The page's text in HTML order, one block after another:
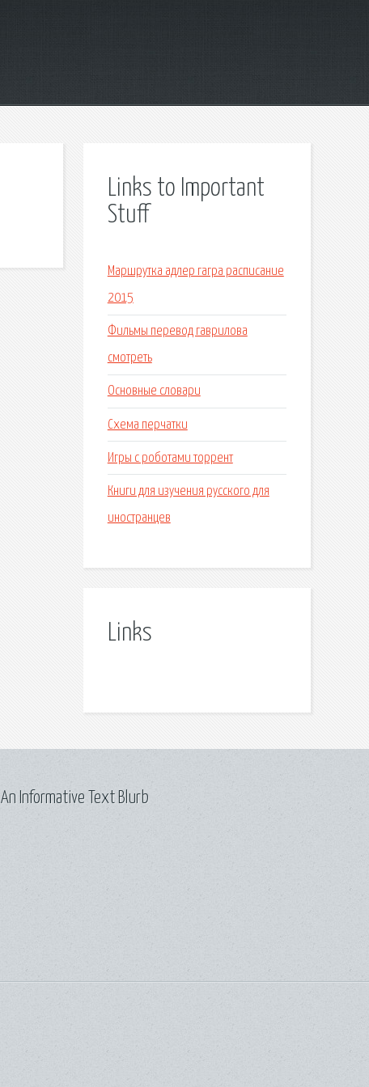
Links to Important
Stuff
Маршрутка адлер гагра расписание
2015
Фильмы перевод гаврилова
смотреть
Основные словари
Схема перчатки
Игры с роботами торрент
Книги для изучения русского для
иностранцев
Links
An Informative Text Blurb